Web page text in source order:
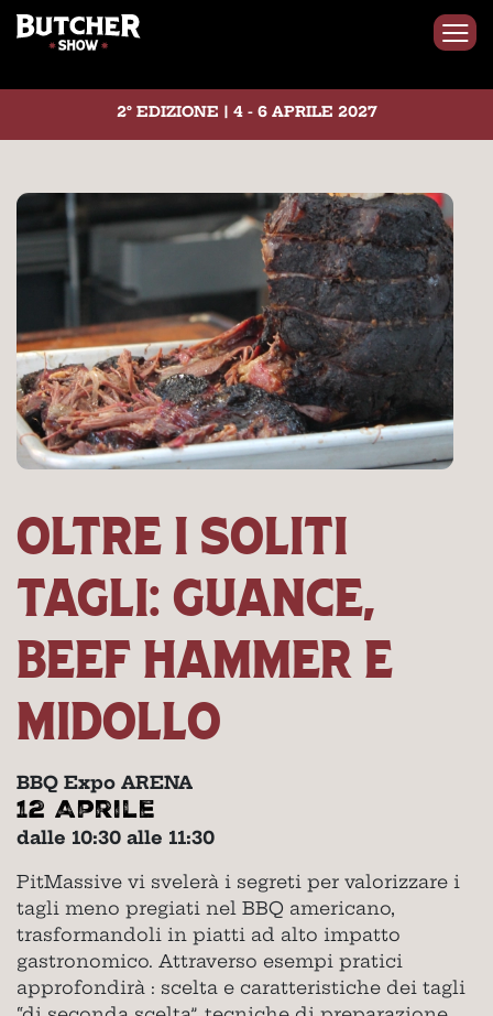
2° EDIZIONE | 4 - 6 APRILE 2027
OLTRE I SOLITI
TAGLI: GUANCE,
BEEF HAMMER E
MIDOLLO
BBQ Expo ARENA
12 Aprile
dalle 10:30 alle 11:30
PitMassive vi svelerà i segreti per valorizzare i
tagli meno pregiati nel BBQ americano,
trasformandoli in piatti ad alto impatto
gastronomico. Attraverso esempi pratici
approfondirà : scelta e caratteristiche dei tagli